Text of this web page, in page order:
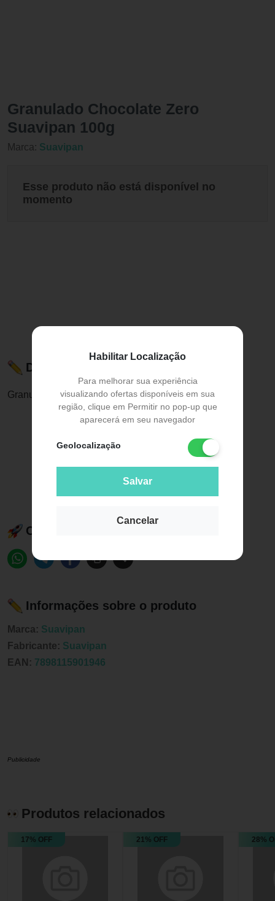
Habilitar Localização
Para melhorar sua experiência
visualizando ofertas disponíveis em sua
região, clique em Permitir no pop-up que
aparecerá em seu navegador
Geolocalização
Salvar
Cancelar
Granulado Chocolate Zero
Suavipan 100g
Marca: Suavipan
Esse produto não está disponível no
momento
Descrição do Produto
Granulado Chocolate Zero 100
Compartilhe esse produto:
Informações sobre o produto
Marca: Suavipan
Fabricante: Suavipan
EAN: 7898115901946
Publicidade
Produtos relacionados
17% OFF 21% OFF 28%